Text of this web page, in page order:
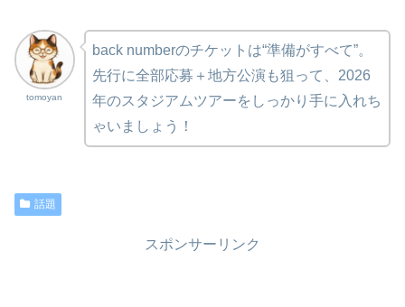
tomoyan
back numberのチケットは“準備がすべて”。
先行に全部応募＋地方公演も狙って、2026
年のスタジアムツアーをしっかり手に入れち
ゃいましょう！
話題
スポンサーリンク